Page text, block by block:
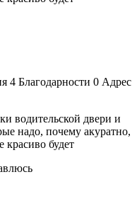
4 Благодарности 0 Адрес
водительской двери и
надо, почему акуратно,
красиво будет